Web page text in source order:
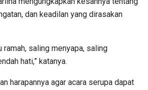
dan keadilan yang dirasakan
ramah, saling menyapa, saling
hati,” katanya.
harapannya agar acara serupa dapat